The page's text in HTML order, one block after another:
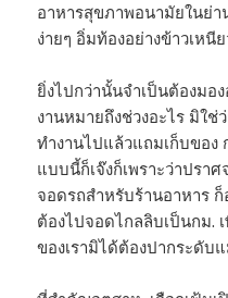
อาหารสุขภาพอนามัยในย่
ง่ายๆ อิ่มท้องอย่างข้าวเห
ยิ่งไปกว่านั้นจำเป็นต้องมอง
งานหมายถึงช่วงอะไร มิใ
ทำงานไปแล้วแถมเก็บของ
แบบนี้ก็เจ๊งก็เพราะว่าปรา
จอดรถสำหรับร้านอาหาร
ต้องไปจอดไกลลิบเป็นกม.
ของเรามิได้ต้องปากระดับ